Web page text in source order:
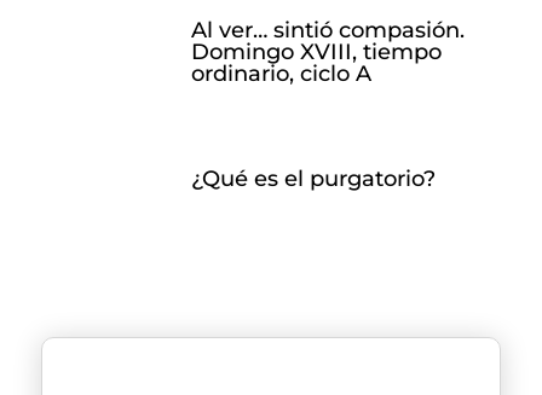
Al ver… sintió compasión.
Domingo XVIII, tiempo
ordinario, ciclo A
¿Qué es el purgatorio?